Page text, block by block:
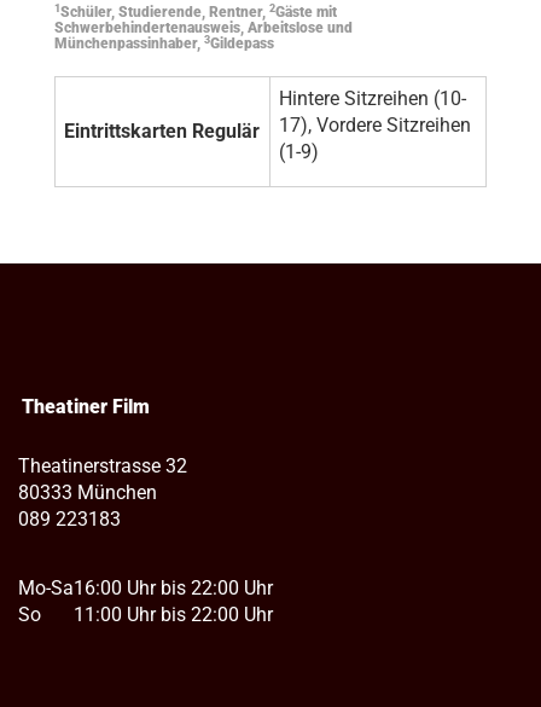
1 Schüler, Studierende, Rentner, 2Gäste mit
Schwerbehindertenausweis, Arbeitslose und
Münchenpassinhaber, 3Gildepass
Eintrittskarten Regulär
Hintere Sitzreihen (10-
17), Vordere Sitzreihen
(1-9)
Theatiner Film
Theatinerstrasse 32
80333 München
089 223183
Mo-Sa
So
16:00 Uhr bis 22:00 Uhr
11:00 Uhr bis 22:00 Uhr